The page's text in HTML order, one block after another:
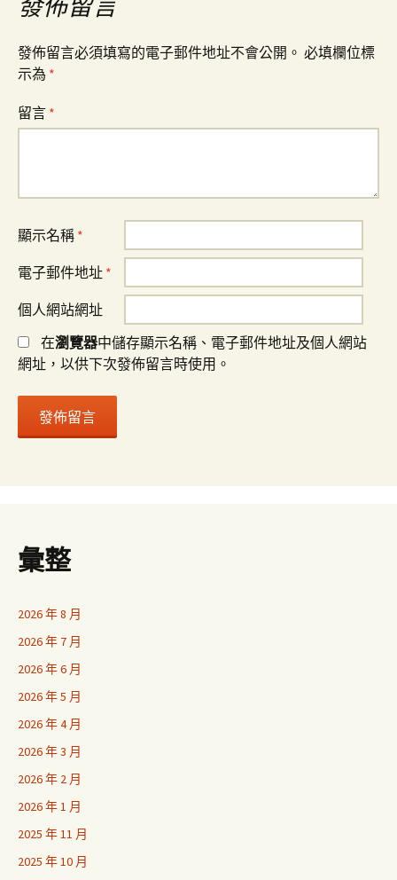
發佈留言必須填寫的電子郵件地址不會公開。 必填欄位標
示為 *
留言 *
顯示名稱 *
電子郵件地址 *
個人網站網址
在瀏覽器中儲存顯示名稱、電子郵件地址及個人網站
網址，以供下次發佈留言時使用。
彙整
2026 年 8 月
2026 年 7 月
2026 年 6 月
2026 年 5 月
2026 年 4 月
2026 年 3 月
2026 年 2 月
2026 年 1 月
2025 年 11 月
2025 年 10 月